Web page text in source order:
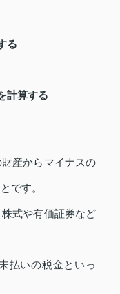
る
計算する
産からマイナスの
です。
式や有価証券など
払いの税金といっ